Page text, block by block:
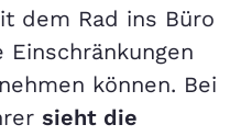
dem Rad ins Büro
können. Bei
sieht die